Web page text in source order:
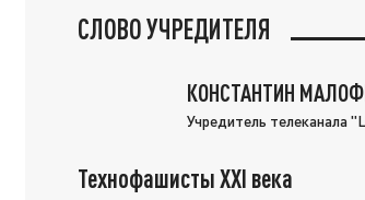
СЛОВО УЧРЕДИТЕЛЯ
КОНСТАНТИН
Учредитель телеканала
Технофашисты XXI века